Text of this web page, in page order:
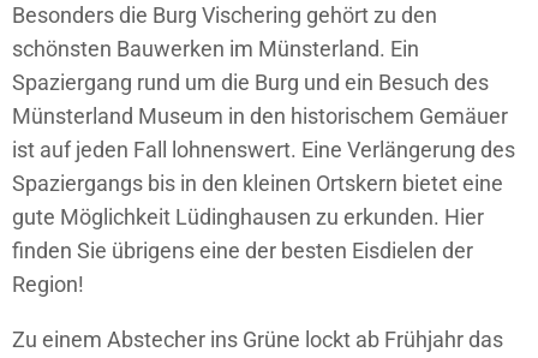
Besonders die Burg Vischering gehört zu den
schönsten Bauwerken im Münsterland. Ein
Spaziergang rund um die Burg und ein Besuch des
Münsterland Museum in den historischem Gemäuer
ist auf jeden Fall lohnenswert. Eine Verlängerung des
Spaziergangs bis in den kleinen Ortskern bietet eine
gute Möglichkeit Lüdinghausen zu erkunden. Hier
finden Sie übrigens eine der besten Eisdielen der
Region!
Zu einem Abstecher ins Grüne lockt ab Frühjahr das